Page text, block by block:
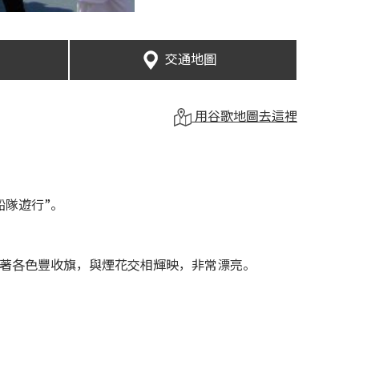
交通地圖
用谷歌地圖去這裡
遊行”。
色豐收旗，與煙花交相輝映，非常漂亮。